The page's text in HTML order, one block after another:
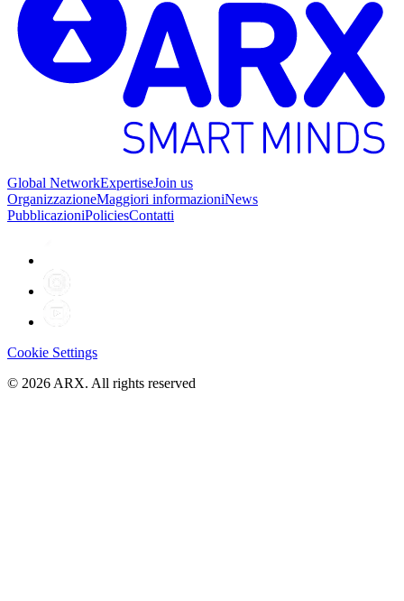
Global NetworkExpertiseJoin us
OrganizzazioneMaggiori informazioniNews
PubblicazioniPoliciesContatti
Cookie Settings
© 2026ARX. All rights reserved